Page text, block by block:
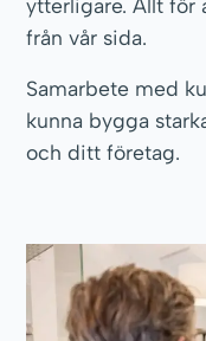
ytterligare. Allt för
från vår sida.
Samarbete med
kunna bygga
och ditt företag.